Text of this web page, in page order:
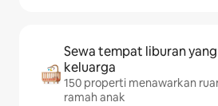
Sewa tempat liburan
keluarga
150 properti menawarkan
ramah anak